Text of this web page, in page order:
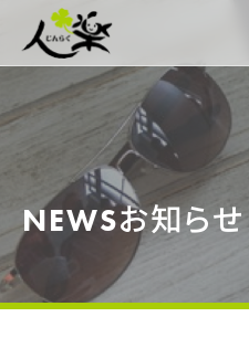
NEWSお知らせ